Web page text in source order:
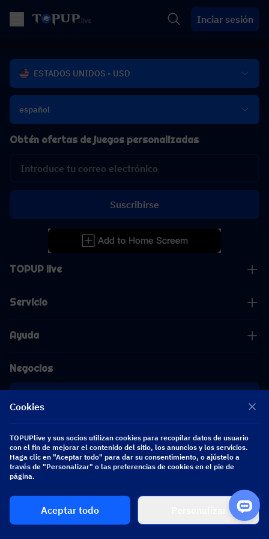
Inciar sesión
ESTADOS UNIDOS - USD
español
TOPUP live
Servicio
Ayuda
Negocios
[email protected]
[email protected]
Obtén ofertas de juegos personalizadas
Suscribirse
Síguenos
Copyright 2026 SEA WHALE TECHNOLOGY PTE.LTD. All Rights Reserved.
Cookies
TOPUPlive y sus socios utilizan cookies para recopilar datos de usuario
con el fin de mejorar el contenido del sitio, los anuncios y los servicios.
Haga clic en "Aceptar todo" para dar su consentimiento, o ajústelo a
través de "Personalizar" o las preferencias de cookies en el pie de
página.
Aceptar todo